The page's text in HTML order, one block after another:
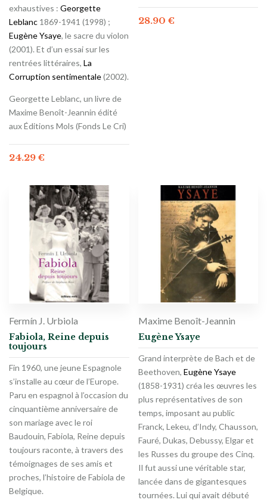
exhaustives : Georgette
Leblanc 1869-1941 (1998) ;
Eugène Ysaye, le sacre du violon
(2001). Et d’un essai sur les
rentrées littéraires, La
Corruption sentimentale(2002).
Georgette Leblanc, un livre de
Maxime Benoît-Jeannin édité
aux Éditions Mols (Fonds Le Cri)
24.29 €
28.90 €
Fermín J. Urbiola
Fabiola, Reine depuis
toujours
Fin 1960, une jeune Espagnole
s’installe au cœur de l’Europe.
Paru en espagnol à l’occasion du
cinquantième anniversaire de
son mariage avec le roi
Baudouin, Fabiola, Reine depuis
toujours raconte, à travers des
témoignages de ses amis et
proches, l’histoire de Fabiola de
Belgique.
Maxime Benoît-Jeannin
Eugène Ysaye
Grand interprète de Bach et de
Beethoven, Eugène Ysaye
(1858-1931) créa les œuvres les
plus représentatives de son
temps, imposant au public
Franck, Lekeu, d’Indy, Chausson,
Fauré, Dukas, Debussy, Elgar et
les Russes du groupe des Cinq.
Il fut aussi une véritable star,
lancée dans de gigantesques
tournées. Lui qui avait débuté